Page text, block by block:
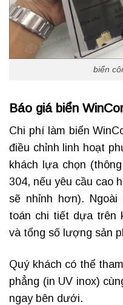
biển
Báo giá biển
Chi phí làm biển
điều chỉnh linh hoạt
khách lựa chọn
304, nếu yêu cầu cao
sẽ nhỉnh hơn).
toán chi tiết dựa trên
và tổng số lượng sản
Quý khách có thể
phẳng (in UV inox)
ngay bên dưới.